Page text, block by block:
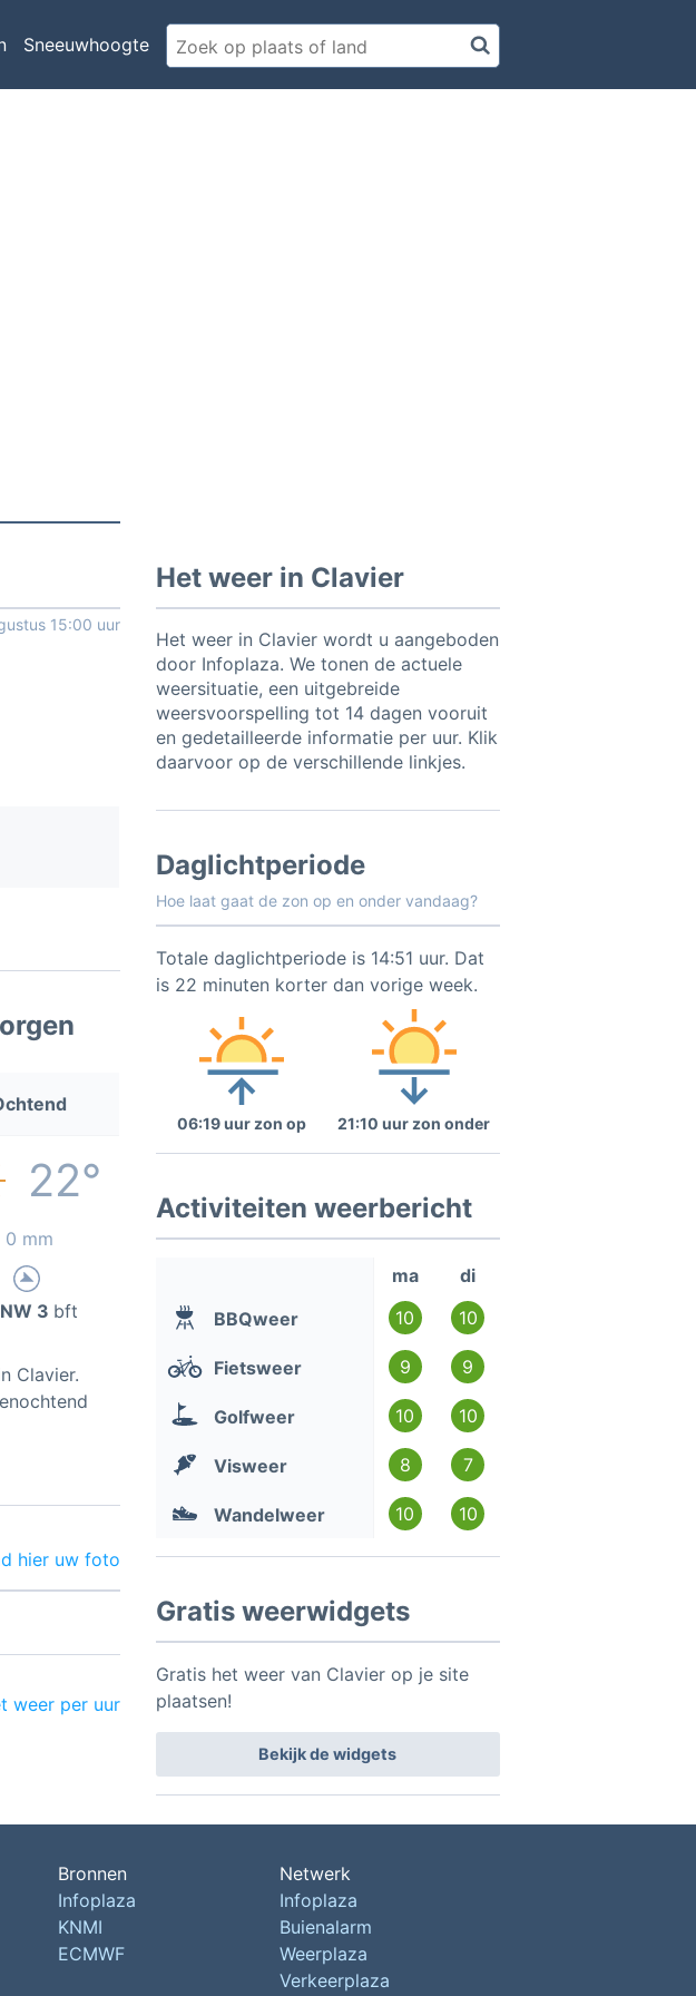
Sneeuwhoogte
15:00 uur
22°
0 mm
3 bft
Clavier.
hier uw foto
weer per uur
Het weer in Clavier
Het weer in Clavier wordt u aangeboden
door Infoplaza. We tonen de actuele
weersituatie, een uitgebreide
weersvoorspelling tot 14 dagen vooruit
en gedetailleerde informatie per uur. Klik
daarvoor op de verschillende linkjes.
Daglichtperiode
Hoe laat gaat de zon op en onder vandaag?
Totale daglichtperiode is 14:51 uur. Dat
is 22 minuten korter dan vorige week.
06:19 uur zon op 21:10 uur zon onder
Activiteiten weerbericht
ma
di
BBQweer
10 10
Fietsweer 9 9
Golfweer 10 10
Visweer 8 7
Wandelweer 10 10
Gratis weerwidgets
Gratis het weer van Clavier op je site
plaatsen!
Bekijk de widgets
Bronnen
Infoplaza
KNMI
ECMWF
Netwerk
Infoplaza
Buienalarm
Weerplaza
Verkeerplaza